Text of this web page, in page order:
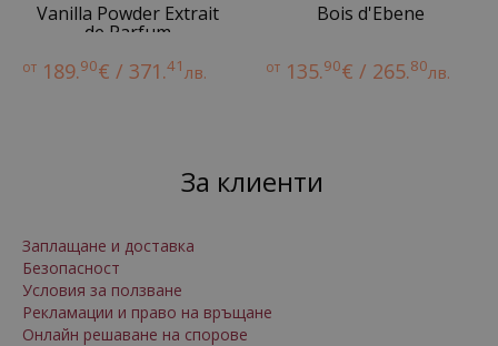
Vanilla Powder Extrait
de Parfum
от 189.90€ / 371.41лв.
Bois d'Ebene
от 135.90€ / 265.80лв.
За клиенти
Заплащане и доставка
Безопасност
Условия за ползване
Рекламации и право на връщане
Онлайн решаване на спорове